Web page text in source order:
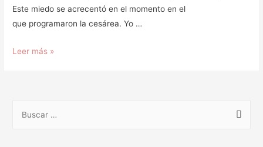
Este miedo se acrecentó en el momento en el
que programaron la cesárea. Yo …
Leer más »